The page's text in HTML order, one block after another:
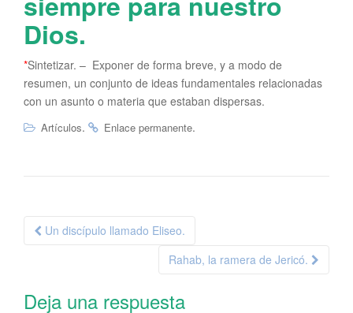
Dios.
*Sintetizar. – Exponer de forma breve, y a modo de
resumen, un conjunto de ideas fundamentales relacionadas
con un asunto o materia que estaban dispersas.
Artículos. Enlace permanente.
Navegación
entrada
Un discípulo llamado Eliseo.
Rahab, la ramera de Jericó.
Deja una respuesta